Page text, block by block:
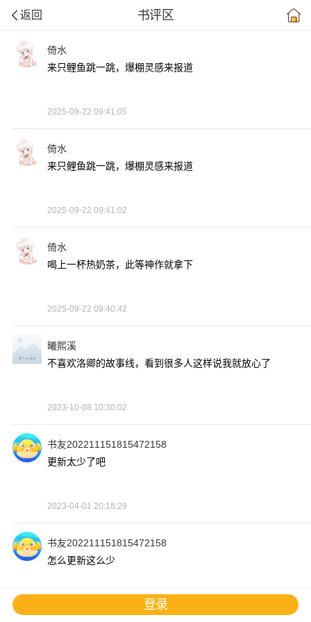
返回 书评区
登录
倚水
来只鲤鱼跳一跳，爆棚灵感来报道
2025-09-22 09:41:05
倚水
来只鲤鱼跳一跳，爆棚灵感来报道
2025-09-22 09:41:02
倚水
喝上一杯热奶茶，此等神作就拿下
2025-09-22 09:40:42
曦熙溪
不喜欢洛卿的故事线，看到很多人这样说我就放心了
2023-10-08 10:30:02
书友202211151815472158
更新太少了吧
2023-04-01 20:18:29
书友202211151815472158
怎么更新这么少